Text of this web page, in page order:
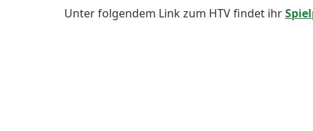
Unter folgendem Link zum HTV findet ihr